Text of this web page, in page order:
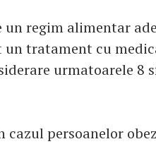
regim alimentar
tratament cu
urmatoarele 8
persoanelor